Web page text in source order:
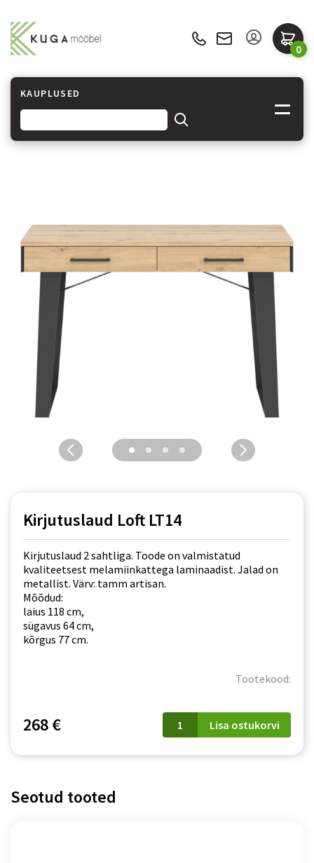
0
KAUPLUSED
Kirjutuslaud Loft LT14
Kirjutuslaud 2 sahtliga. Toode on valmistatud
kvaliteetsest melamiinkattega laminaadist. Jalad on
metallist. Värv: tamm artisan.
Mõõdud:
laius 118 cm,
sügavus 64 cm,
kõrgus 77 cm.
Tootekood:
268 €
Kirjutuslaud
Loft
kogus
Lisa ostukorvi
Seotud tooted